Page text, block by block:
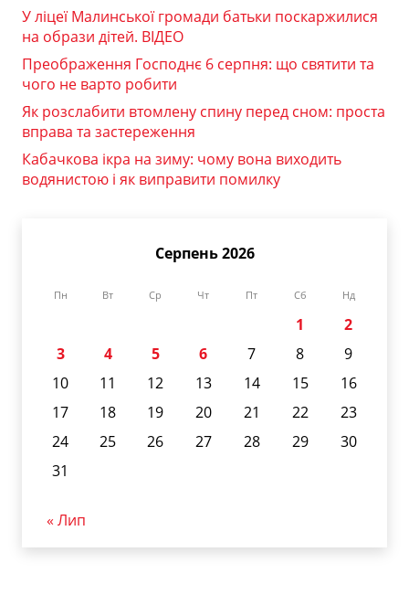
У ліцеї Малинської громади батьки поскаржилися
на образи дітей. ВІДЕО
Преображення Господнє 6 серпня: що святити та
чого не варто робити
Як розслабити втомлену спину перед сном: проста
вправа та застереження
Кабачкова ікра на зиму: чому вона виходить
водянистою і як виправити помилку
Серпень 2026
Пн Вт Ср Чт Пт Сб Нд
1
2
3
4 5 6 7 8
9
10
11 12 13 14 15
16
17
18 19 20 21 22
23
24
25 26 27 28 29
30
31
« Лип